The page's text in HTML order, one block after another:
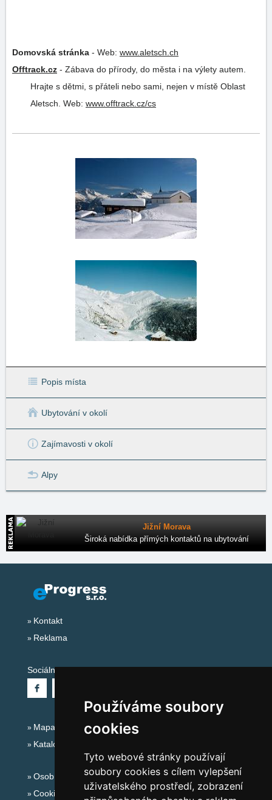
Používáme soubory
cookies
Tyto webové stránky používají
soubory cookies s cílem vylepšení
uživatelského prostředí, zobrazení
Domovská stránka - Web: www.aletsch.ch
Offtrack.cz - Zábava do přírody, do města i na výlety autem.
Hrajte s dětmi, s přáteli nebo sami, nejen v místě Oblast
Aletsch. Web: www.offtrack.cz/cs
Popis místa
Ubytování v okolí
Zajímavosti v okolí
Alpy
Jižní Morava
Široká nabídka přímých kontaktů na ubytování
Kontakt
Reklama
Sociální sítě:
Mapa serveru Alpy - Švýcarsko
Katalog ubytování
Osobní údaje
Cookies